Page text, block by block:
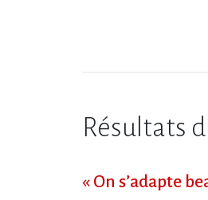
Résultats
« On s​‌’adapte